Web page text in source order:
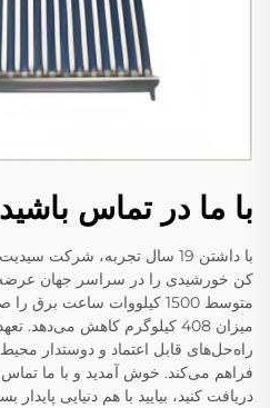
با ما در تماس باشید
کن خورشیدی را در سراسر جهان
متوسط 1500 کیلووات ساعت
میزان 408 کیلوگرم کاهش می‌دهد.
راه‌حل‌های قابل اعتماد و دوستدار
فراهم می‌کند. خوش آمدید و با ما تماس
دریافت کنید، بیایید با هم دنیایی پایدار